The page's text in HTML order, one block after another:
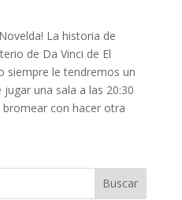
La historia de
de Da Vinci de El
siempre le tendremos un
una sala a las 20:30
con hacer otra